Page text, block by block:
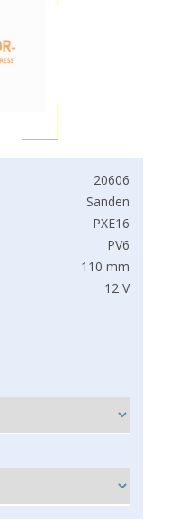
20606
Sanden
PXE16
PV6
110 mm
12 V